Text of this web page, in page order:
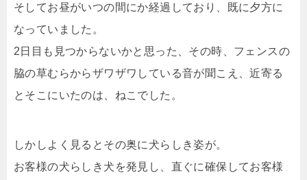
そしてお昼がいつの間にか経過しており、既に夕方に
なっていました。
2日目も見つからないかと思った、その時、フェンスの
脇の草むらからザワザワしている音が聞こえ、近寄る
とそこにいたのは、ねこでした。
しかしよく見るとその奥に犬らしき姿が。
お客様の犬らしき犬を発見し、直ぐに確保してお客様